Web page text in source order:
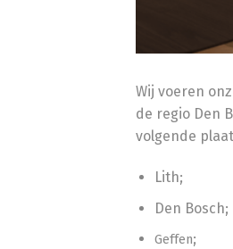
Wij voeren
de regio Den
volgende
Lith;
Den Bosch;
Geffen;